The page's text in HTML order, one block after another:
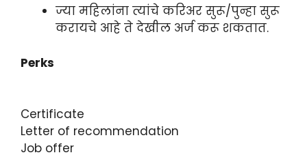
ज्या महिलांना त्यांचे करिअर सुरू/पुन्हा सुरू
करायचे आहे ते देखील अर्ज करू शकतात.
Perks
Certificate
Letter of recommendation
Job offer